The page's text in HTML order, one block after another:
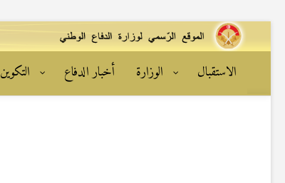
الاستقبال الوزارة أخبار الدفاع التكوين